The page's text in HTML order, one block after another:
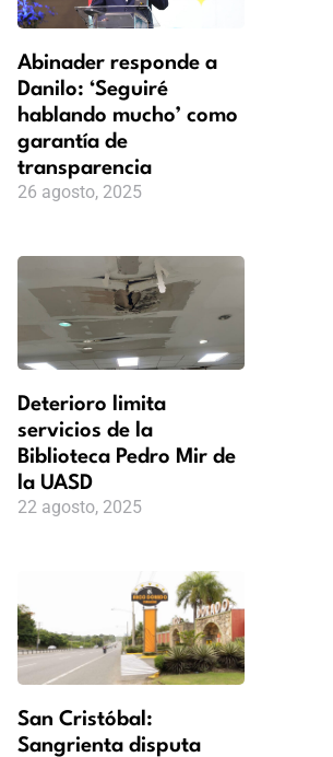
Abinader responde a
Danilo: ‘Seguiré
hablando mucho’ como
garantía de
transparencia
26 agosto, 2025
Deterioro limita
servicios de la
Biblioteca Pedro Mir de
la UASD
22 agosto, 2025
San Cristóbal:
Sangrienta disputa